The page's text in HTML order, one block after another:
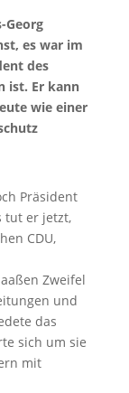
Georg
es war im
des
ist. Er kann
wie einer
Präsident
tut er jetzt,
CDU,
Zweifel
und
das
sich um sie
mit